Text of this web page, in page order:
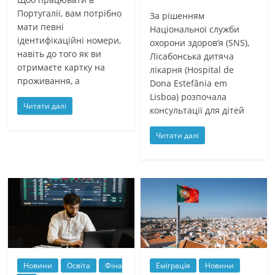
Португалії, вам потрібно
мати певні
ідентифікаційні номери,
навіть до того як ви
отримаєте картку на
проживання, а
Читати далі
За рішенням
Національної служби
охорони здоров’я (SNS),
Лісабонська дитяча
лікарня (Hospital de
Dona Estefânia em
Lisboa) розпочала
консультації для дітей
Читати далі
Новини Освіта Фіна Еміграція Новини